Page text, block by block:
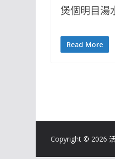
煲個明目湯
Read More
Copyright © 2026